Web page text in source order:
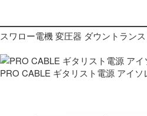
スワロー電機 変圧器 ダウントラン
PRO CABLE ギタリスト電源 アイ